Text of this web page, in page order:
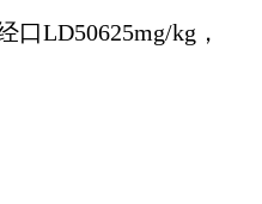
口LD50625mg/kg，